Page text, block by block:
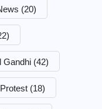
(20)
Gandhi (42)
(18)